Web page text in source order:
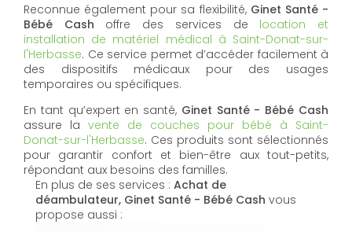
Reconnue également pour sa flexibilité, Ginet Santé -
Bébé Cash offre des services de location et
installation de matériel médical à Saint-Donat-sur-
l'Herbasse. Ce service permet d’accéder facilement à
des dispositifs médicaux pour des usages
temporaires ou spécifiques.
En tant qu’expert en santé, Ginet Santé - Bébé Cash
assure la vente de couches pour bébé à Saint-
Donat-sur-l'Herbasse. Ces produits sont sélectionnés
pour garantir confort et bien-être aux tout-petits,
répondant aux besoins des familles.
En plus de ses services : Achat de
déambulateur, Ginet Santé - Bébé Cash vous
propose aussi :